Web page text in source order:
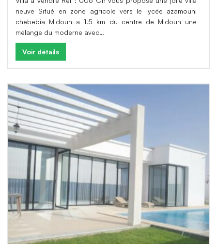
neuve Situé en zone agricole vers le lycée azamouni
chebebia Midoun a 1.5 km du centre de Midoun une
mélange du moderne avec…
Voir détails